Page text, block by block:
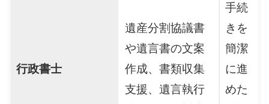
行政書士
遺産分割協議書
や遺言書の文案
作成、書類収集
支援、遺言執行
手続
きを
簡潔
に進
めた